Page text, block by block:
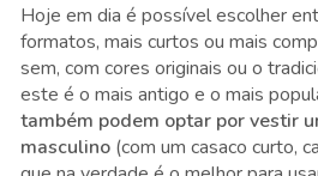
Hoje em dia é possível escolher
formatos, mais curtos ou mais
sem, com cores originais ou o
este é o mais antigo e o mais
também podem optar por vestir
masculino (com um casaco curto,